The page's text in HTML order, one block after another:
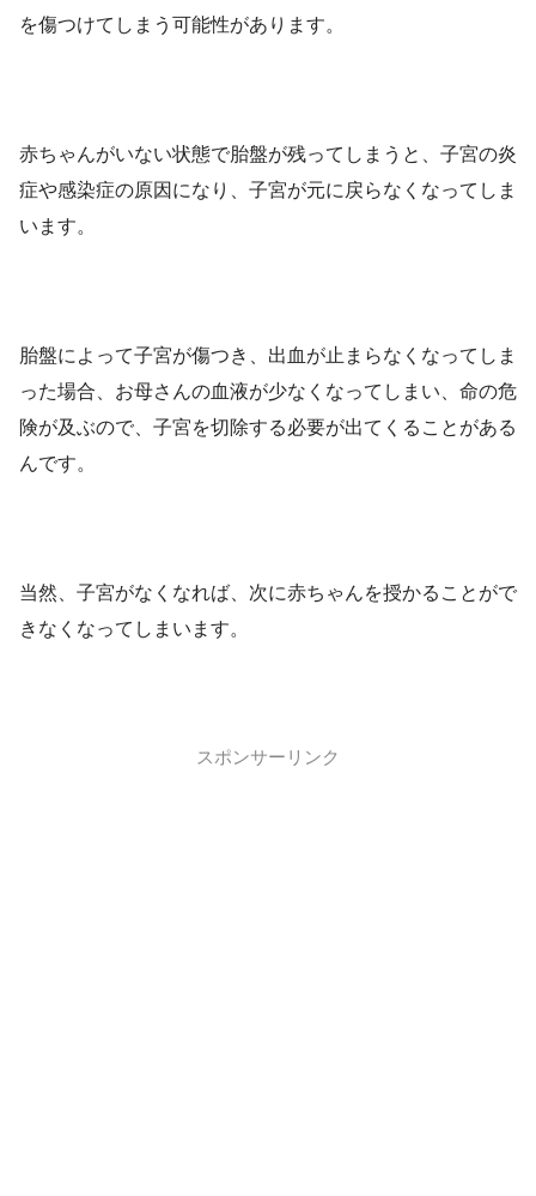
を傷つけてしまう可能性があります。
赤ちゃんがいない状態で胎盤が残ってしまうと、子宮の炎
症や感染症の原因になり、子宮が元に戻らなくなってしま
います。
胎盤によって子宮が傷つき、出血が止まらなくなってしま
った場合、お母さんの血液が少なくなってしまい、命の危
険が及ぶので、子宮を切除する必要が出てくることがある
んです。
当然、子宮がなくなれば、次に赤ちゃんを授かることがで
きなくなってしまいます。
スポンサーリンク